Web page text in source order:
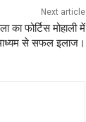
Next article
का फोर्टिस मोहाली में
से सफल इलाज।